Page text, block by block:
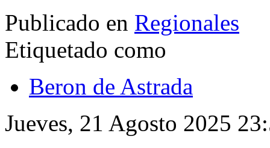
Publicado en Regionales
Etiquetado como
Beron de Astrada
Jueves, 21 Agosto 2025